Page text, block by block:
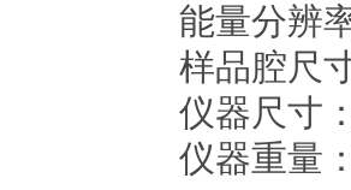
能量分辨
样品腔尺
仪器尺寸
仪器重量